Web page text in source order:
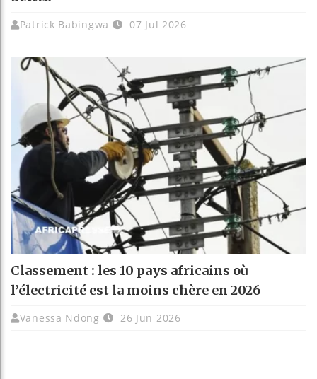
Patrick Babingwa 07 Jul 2026
Classement : les 10 pays africains où
l’électricité est la moins chère en 2026
Vanessa Ndong 26 Jun 2026